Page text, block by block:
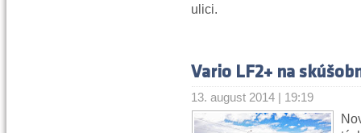
ulici.
Vario LF2+ na
13. august 2014 | 19:19